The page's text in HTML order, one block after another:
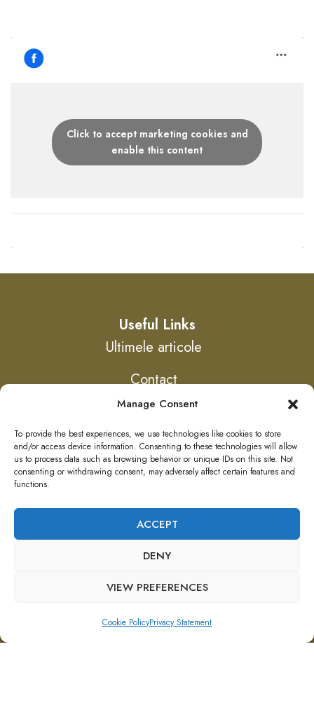
Manage Consent
To provide the best experiences, we use technologies like cookies to store
and/or access device information. Consenting to these technologies will allow
us to process data such as browsing behavior or unique IDs on this site. Not
consenting or withdrawing consent, may adversely affect certain features and
functions.
ACCEPT
DENY
VIEW PREFERENCES
Cookie PolicyPrivacy Statement
Click to accept marketing cookies and
enable this content
Useful Links
Ultimele articole
Contact
Cursuri
Legaturi utile
Termeni de utilizare
Politica GDPR